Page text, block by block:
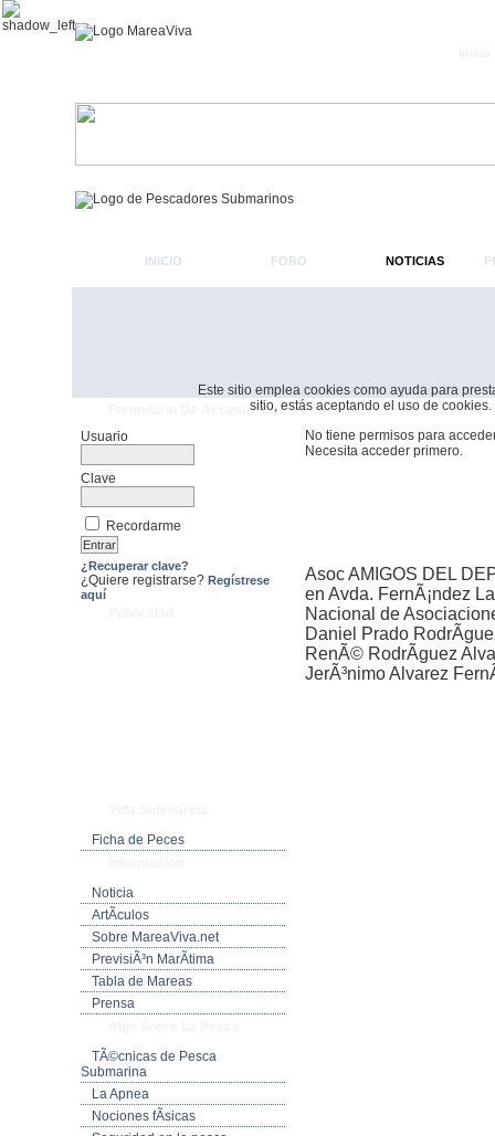
Este sitio emplea cookies como ayuda para
sitio, estás aceptando el uso de cookies.
INICIO FORO NOTICIAS
Usuario
Clave
Recordarme
¿Recuperar clave?
¿Quiere registrarse? Regístrese
aquí
Ficha de Peces
Noticia
ArtÃ­culos
Sobre MareaViva.net
PrevisiÃ³n MarÃ­tima
Tabla de Mareas
Prensa
TÃ©cnicas de Pesca
Submarina
La Apnea
Nociones fÃ­sicas
No tiene permisos para
Necesita acceder primero.
Asoc AMIGOS DEL
en Avda. FernÃ¡ndez
Nacional de
Daniel Prado
RenÃ© RodrÃ­guez
JerÃ³nimo Alvarez